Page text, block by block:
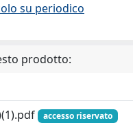
su periodico
prodotto:
accesso riservato